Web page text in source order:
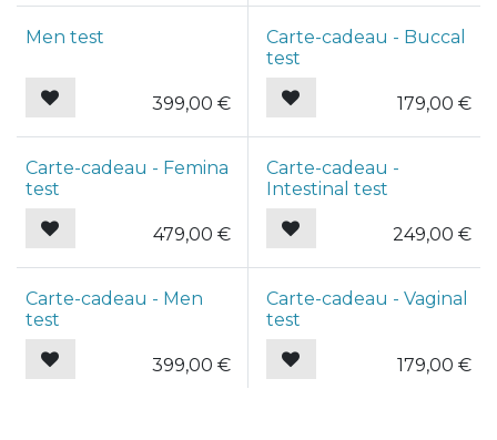
Men test
399,00 €
Carte-cadeau - Buccal
test
179,00 €
Carte-cadeau - Femina
test
479,00 €
Carte-cadeau -
Intestinal test
249,00 €
Carte-cadeau - Men
test
399,00 €
Carte-cadeau - Vaginal
test
179,00 €